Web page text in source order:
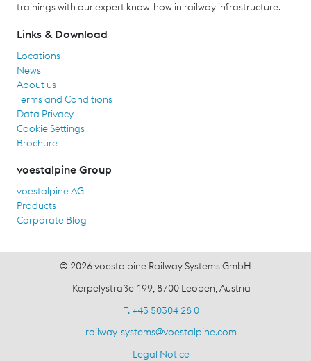
trainings with our expert know-how in railway infrastructure.
Links & Download
Locations
News
About us
Terms and Conditions
Data Privacy
Cookie Settings
Brochure
voestalpine Group
voestalpine AG
Products
Corporate Blog
© 2026 voestalpine Railway Systems GmbH
Kerpelystraße 199, 8700 Leoben, Austria
T. +43 50304 28 0
railway-systems@voestalpine.com
Legal Notice